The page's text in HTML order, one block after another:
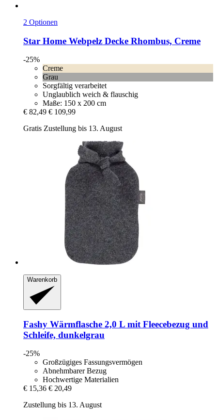
2 Optionen
Star Home Webpelz Decke Rhombus, Creme
-25%
Creme
Grau
Sorgfältig verarbeitet
Unglaublich weich & flauschig
Maße: 150 x 200 cm
€ 82,49 € 109,99
Gratis Zustellung bis 13. August
Warenkorb
Fashy Wärmflasche 2,0 L mit Fleecebezug und
Schleife, dunkelgrau
-25%
Großzügiges Fassungsvermögen
Abnehmbarer Bezug
Hochwertige Materialien
€ 15,36 € 20,49
Zustellung bis 13. August